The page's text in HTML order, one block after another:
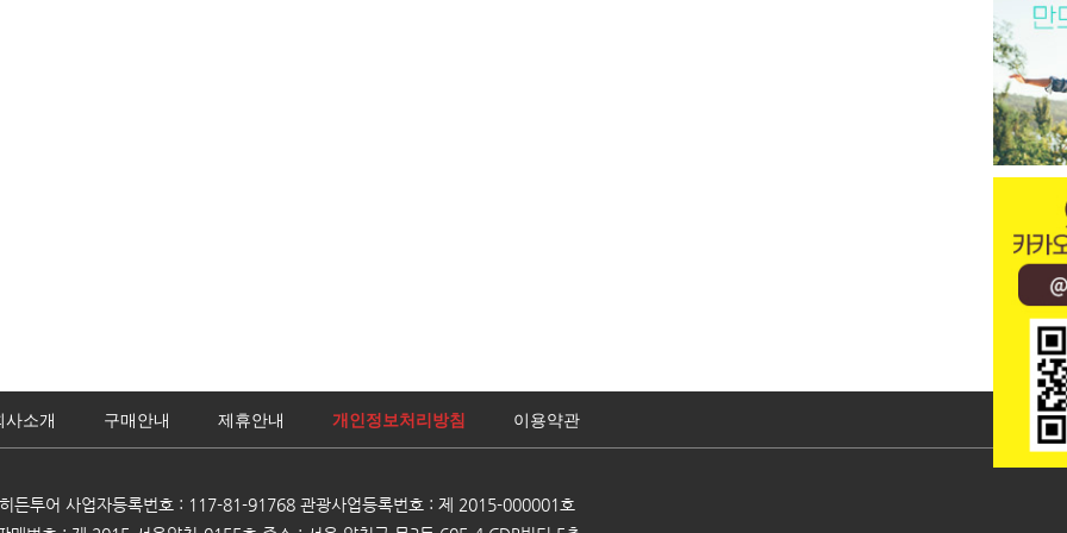
사소개 구매안내 제휴안내 개인정보처리방침 이용약관
든투어 사업자등록번호 : 117-81-91768 관광사업등록번호 : 제 2015-000001호